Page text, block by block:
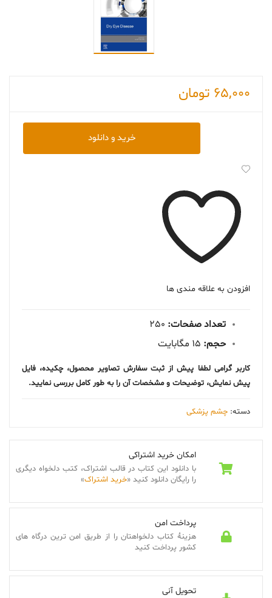
امکان خرید اشتراکی
با دانلود این کتاب در قالب اشتراک، کتب دلخواه دیگری
را رایگان دانلود کنید «خرید اشتراک»
پرداخت امن
هزینۀ کتاب دلخواهتان را از طریق امن ترین درگاه های
کشور پرداخت کنید
تحویل آنی
65,000 تومان
Eye
Disease
عدد
خرید و دانلود
افزودن به علاقه مندی ها
تعداد صفحات: 250
حجم:
کاربر گرامی لطفا پیش از ثبت سفارش تصاویر محصول، چکیده، فایل
پیش نمایش، توضیحات و مشخصات آن را به طور کامل بررسی نمایید.
دسته: چشم پزشکی